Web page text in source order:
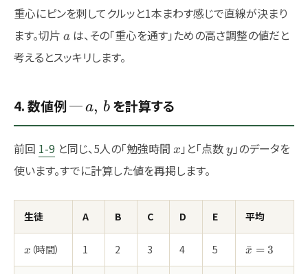
重心にピンを刺してクルッと1本まわす感じで直線が決まり
ます。切片 a
a は、その「重心を通す」ための高さ調整の値だと
考えるとスッキリします。
4. 数値例 ─a,\,b
a, bを計算する
前回 1-9 と同じ、5人の「勉強時間 x
x 」と「点数y
y」のデータを
使います。すでに計算した値を再掲します。
生徒 A B C D E 平均
x
x （時間） 1 2 3 4 5 \bar{x}=3
x
ˉ = 3